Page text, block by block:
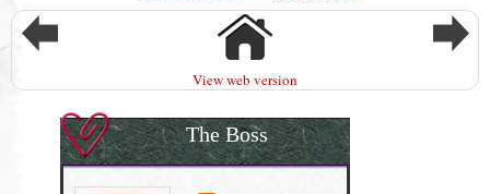
View web version
The Boss